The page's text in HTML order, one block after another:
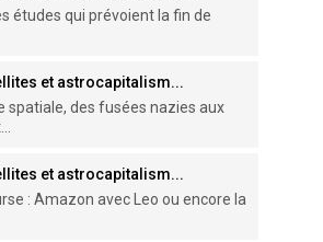
études qui prévoient la fin de
et astrocapitalism...
spatiale, des fusées nazies aux
et astrocapitalism...
: Amazon avec Leo ou encore la